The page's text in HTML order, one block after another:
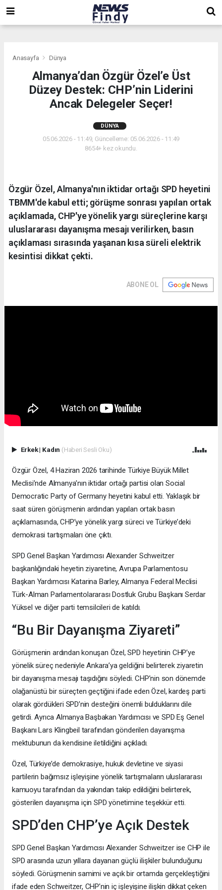
Anasayfa Dünya
Almanya’dan Özgür Özel’e Üst
Düzey Destek: CHP’nin Liderini
Ancak Delegeler Seçer!
DÜNYA
05.06.2026 - 11:49, Güncelleme: 05.06.2026 - 11:49
8654+ kez okundu.
Özgür Özel, Almanya'nın iktidar ortağı SPD heyetini
TBMM'de kabul etti; görüşme sonrası yapılan ortak
açıklamada, CHP'ye yönelik yargı süreçlerine karşı
uluslararası dayanışma mesajı verilirken, basın
açıklaması sırasında yaşanan kısa süreli elektrik
kesintisi dikkat çekti.
ABONE OL
Erkek| Kadın (Haberi Sesli Oku)
Özgür Özel, 4 Haziran 2026 tarihinde Türkiye Büyük Millet
Meclisi’nde Almanya’nın iktidar ortağı partisi olan Social
Democratic Party of Germany heyetini kabul etti. Yaklaşık bir
saat süren görüşmenin ardından yapılan ortak basın
açıklamasında, CHP’ye yönelik yargı süreci ve Türkiye’deki
demokrasi tartışmaları öne çıktı.
SPD Genel Başkan Yardımcısı Alexander Schweitzer
başkanlığındaki heyetin ziyaretine, Avrupa Parlamentosu
Başkan Yardımcısı Katarina Barley, Almanya Federal Meclisi
Türk-Alman Parlamentolararası Dostluk Grubu Başkanı Serdar
Yüksel ve diğer parti temsilcileri de katıldı.
“Bu Bir Dayanışma Ziyareti”
Görüşmenin ardından konuşan Özel, SPD heyetinin CHP’ye
yönelik süreç nedeniyle Ankara’ya geldiğini belirterek ziyaretin
bir dayanışma mesajı taşıdığını söyledi. CHP’nin son dönemde
olağanüstü bir süreçten geçtiğini ifade eden Özel, kardeş parti
olarak gördükleri SPD’nin desteğini önemli bulduklarını dile
getirdi. Ayrıca Almanya Başbakan Yardımcısı ve SPD Eş Genel
Başkanı Lars Klingbeil tarafından gönderilen dayanışma
mektubunun da kendisine iletildiğini açıkladı.
Özel, Türkiye’de demokrasiye, hukuk devletine ve siyasi
partilerin bağımsız işleyişine yönelik tartışmaların uluslararası
kamuoyu tarafından da yakından takip edildiğini belirterek,
gösterilen dayanışma için SPD yönetimine teşekkür etti.
SPD’den CHP’ye Açık Destek
SPD Genel Başkan Yardımcısı Alexander Schweitzer ise CHP ile
SPD arasında uzun yıllara dayanan güçlü ilişkiler bulunduğunu
söyledi. Görüşmenin samimi ve açık bir ortamda gerçekleştiğini
ifade eden Schweitzer, CHP’nin iç işleyişine ilişkin dikkat çeken